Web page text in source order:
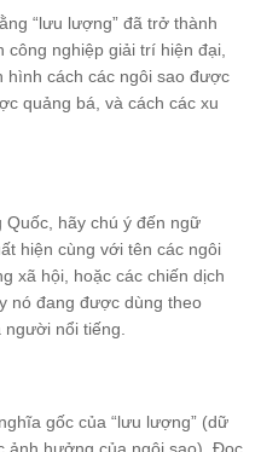
“lưu lượng” đã trở thành
nghiệp giải trí hiện đại,
hình cách các ngôi sao được
quảng bá, và cách các xu
Quốc, hãy chú ý đến ngữ
hiện cùng với tên các ngôi
xã hội, hoặc các chiến dịch
nó đang được dùng theo
nổi tiếng.
gốc của “lưu lượng” (dữ
ảnh hưởng của ngôi sao). Đọc